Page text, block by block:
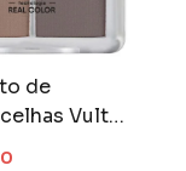
de
Vult
e Fixa